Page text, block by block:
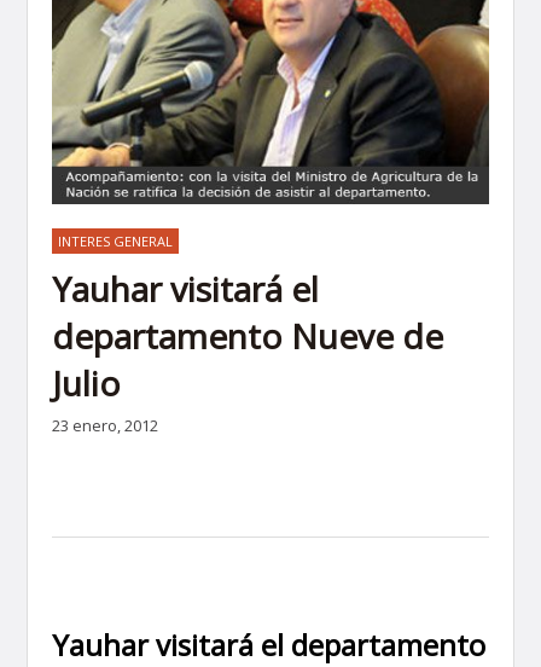
INTERES GENERAL
Yauhar visitará el
departamento Nueve de
Julio
23 enero, 2012
Yauhar visitará el departamento